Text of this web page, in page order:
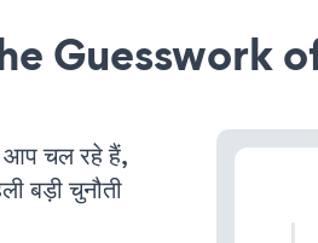
Guesswork
चल रहे हैं,
बड़ी चुनौती